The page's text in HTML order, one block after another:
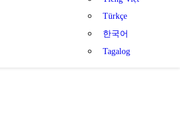
Türkçe
한국어
Tagalog